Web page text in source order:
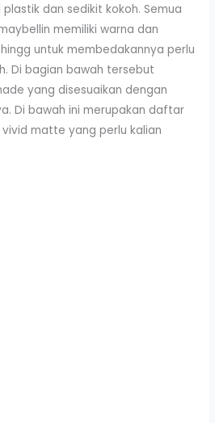
dan sedikit kokoh. Semua
memiliki warna dan
untuk membedakannya perlu
Di bagian bawah tersebut
yang disesuaikan dengan
Di bawah ini merupakan daftar
matte yang perlu kalian